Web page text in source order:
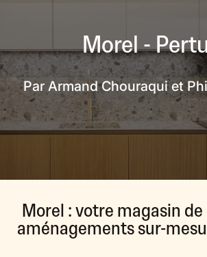
Morel -
Par Armand Chouraqui et
Morel : votre magasin
aménagements sur-